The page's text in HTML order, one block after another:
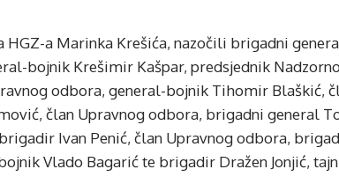
HGZ-a Marinka Krešića, nazočili brigadni
bojnik Krešimir Kašpar, predsjednik
odbora, general-bojnik Tihomir Blaškić,
član Upravnog odbora, brigadni general
Ivan Penić, član Upravnog odbora,
Vlado Bagarić te brigadir Dražen Jonjić,